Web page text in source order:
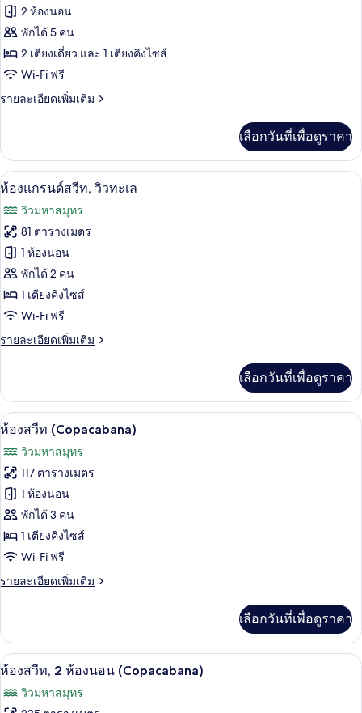
ห้อง
นอน
(Avenue
Suite)
ของ
ห้อง
สวีท
(Carioca)
2 ห้องนอน
พักได้ 5 คน
2 เตียงเดี่ยว และ 1 เตียงคิงไซส์
Wi-Fi ฟรี
รายละเอียดเพิ่มเติม
ราย
เกี่ยว
กับ
ห้อง
ท
(Carioca)
เลือกวันที่เพื่อดูราคา
เปิด
ภาพถ่าย
ทั้งหมด
ของ
ห้อง
แก
รนด์
สวีท,
ทะเล
ห้องแกรนด์สวีท, วิวทะเล | เครื่องนอ
8
ห้องแกรนด์สวีท, วิวทะเล
วิวมหาสมุทร
81 ตารางเมตร
1 ห้องนอน
พักได้ 2 คน
1 เตียงคิงไซส์
Wi-Fi ฟรี
รายละเอียดเพิ่มเติม
ราย
เกี่ยว
กับ
ห้อง
รนด์
สวี
ท,
วิว
ทะเล
เลือกวันที่เพื่อดูราคา
เปิด
ภาพถ่าย
ทั้งหมด
ของ
ห้อง
สวีท
(Copacabana)
เครื่องนอนระดับพรีเมียม, มินิบาร์, ตู้นิ
8
ห้องสวีท (Copacabana)
วิวมหาสมุทร
117 ตารางเมตร
1 ห้องนอน
พักได้ 3 คน
1 เตียงคิงไซส์
Wi-Fi ฟรี
รายละเอียดเพิ่มเติม
ราย
เกี่ยว
กับ
ห้อง
ท
เลือกวันที่เพื่อดูราคา
เปิด
ภาพถ่าย
เครื่องนอนระดับพรีเมียม, มินิบาร์, ตู้นิ
8
ห้องสวีท, 2 ห้องนอน (Copacabana)
วิวมหาสมุทร